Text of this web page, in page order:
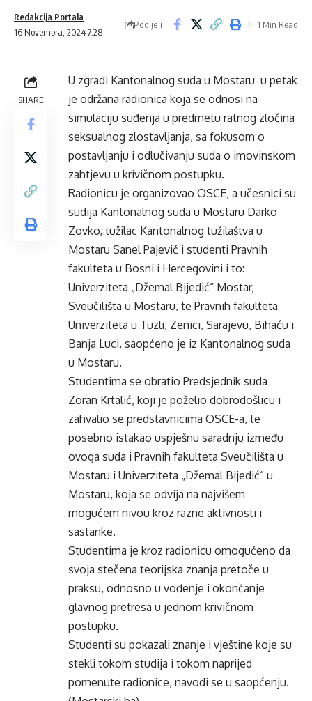
16 Novembra, 2024 7:28
Redakcija Portala
Podijeli 1 Min Read
SHARE
U zgradi Kantonalnog suda u Mostaru u petak
je održana radionica koja se odnosi na
simulaciju suđenja u predmetu ratnog zločina
seksualnog zlostavljanja, sa fokusom o
postavljanju i odlučivanju suda o imovinskom
zahtjevu u krivičnom postupku.
Radionicu je organizovao OSCE, a učesnici su
sudija Kantonalnog suda u Mostaru Darko
Zovko, tužilac Kantonalnog tužilaštva u
Mostaru Sanel Pajević i studenti Pravnih
fakulteta u Bosni i Hercegovini i to:
Univerziteta „Džemal Bijedić“ Mostar,
Sveučilišta u Mostaru, te Pravnih fakulteta
Univerziteta u Tuzli, Zenici, Sarajevu, Bihaću i
Banja Luci, saopćeno je iz Kantonalnog suda
u Mostaru.
Studentima se obratio Predsjednik suda
Zoran Krtalić, koji je poželio dobrodošlicu i
zahvalio se predstavnicima OSCE-a, te
posebno istakao uspješnu saradnju između
ovoga suda i Pravnih fakulteta Sveučilišta u
Mostaru i Univerziteta „Džemal Bijedić“ u
Mostaru, koja se odvija na najvišem
mogućem nivou kroz razne aktivnosti i
sastanke.
Studentima je kroz radionicu omogućeno da
svoja stečena teorijska znanja pretoče u
praksu, odnosno u vođenje i okončanje
glavnog pretresa u jednom krivičnom
postupku.
Studenti su pokazali znanje i vještine koje su
stekli tokom studija i tokom naprijed
pomenute radionice, navodi se u saopćenju.